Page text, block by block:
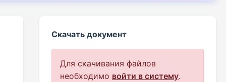
Скачать документ
Для скачивания файлов
необходимо войти в систему.